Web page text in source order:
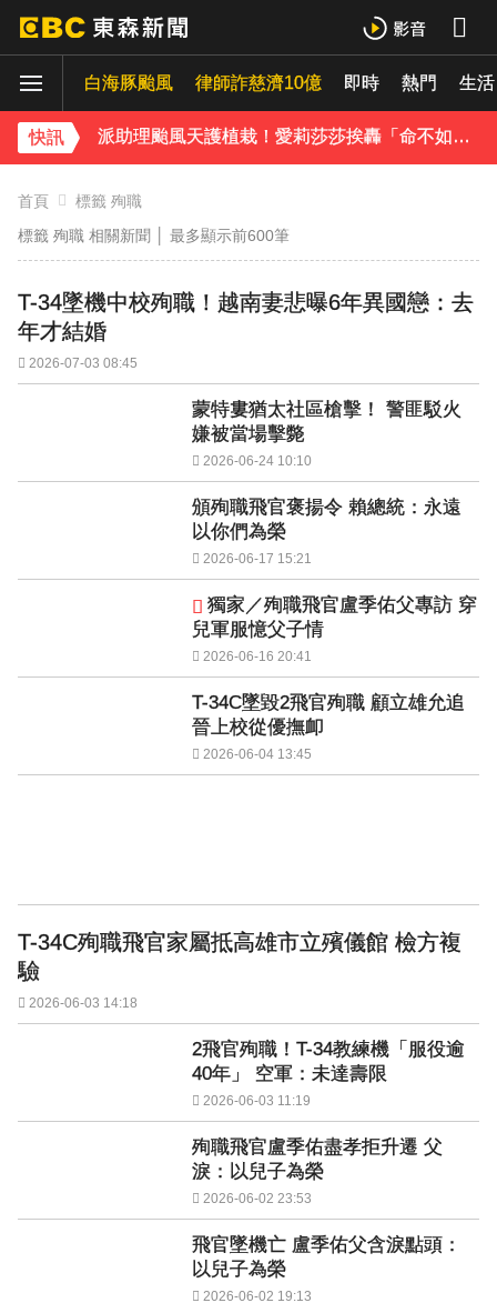
白海豚颱風 律師詐慈濟10億 即時 熱門 生活
快訊
百萬網紅失蹤3年遇害！遭閨密設局赴菲「綁架撕票」千萬贖金救不回
派助理颱風天護植栽！愛莉莎莎挨轟「命不如植物」反擊：不會被吹出去
下載東森App，隨時掌握天下大小事！
首頁
標籤 殉職
標籤 殉職 相關新聞 │ 最多顯示前600筆
T-34墜機中校殉職！越南妻悲曝6年異國戀：去
年才結婚
2026-07-03 08:45
蒙特婁猶太社區槍擊！ 警匪駁火
嫌被當場擊斃
2026-06-24 10:10
頒殉職飛官褒揚令 賴總統：永遠
以你們為榮
2026-06-17 15:21
獨家／殉職飛官盧季佑父專訪 穿
兒軍服憶父子情
2026-06-16 20:41
T-34C墜毀2飛官殉職 顧立雄允追
晉上校從優撫卹
2026-06-04 13:45
T-34C殉職飛官家屬抵高雄市立殯儀館 檢方複
驗
2026-06-03 14:18
2飛官殉職！T-34教練機「服役逾
40年」 空軍：未達壽限
2026-06-03 11:19
殉職飛官盧季佑盡孝拒升遷 父
淚：以兒子為榮
2026-06-02 23:53
飛官墜機亡 盧季佑父含淚點頭：
以兒子為榮
2026-06-02 19:13